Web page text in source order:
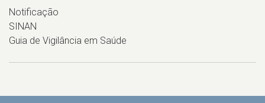
Notificação
SINAN
Guia de Vigilância em Saúde